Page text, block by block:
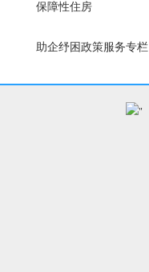
保障性住房
助企纾困政策服务专栏
"